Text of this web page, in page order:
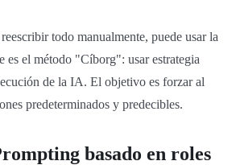
todo manualmente, puede usar la
es el método "Cíborg": usar estrategia
de la IA. El objetivo es forzar al
predeterminados y predecibles.
basado en roles